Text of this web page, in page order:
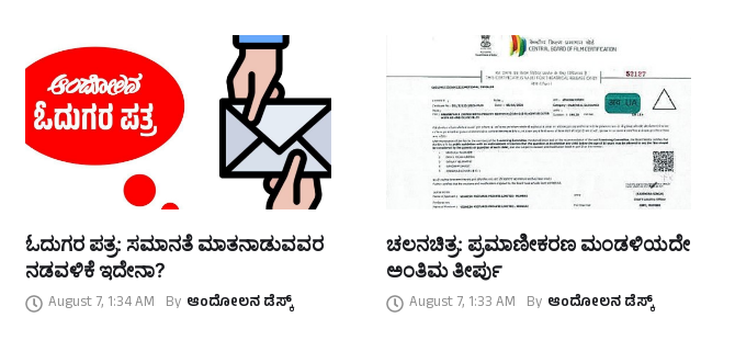
ಓದುಗರ ಪತ್ರ: ಸಮಾನತೆ ಮಾತನಾಡುವವರ
ನಡವಳಿಕೆ ಇದೇನಾ?
August 7, 1:34 AM By ಆಂದೋಲನ ಡೆಸ್ಕ್
ಚಲನಚಿತ್ರ: ಪ್ರಮಾಣೀಕರಣ ಮಂಡಳಿಯದೇ
ಅಂತಿಮ ತೀರ್ಪು
August 7, 1:33 AM By ಆಂದೋಲನ ಡೆಸ್ಕ್